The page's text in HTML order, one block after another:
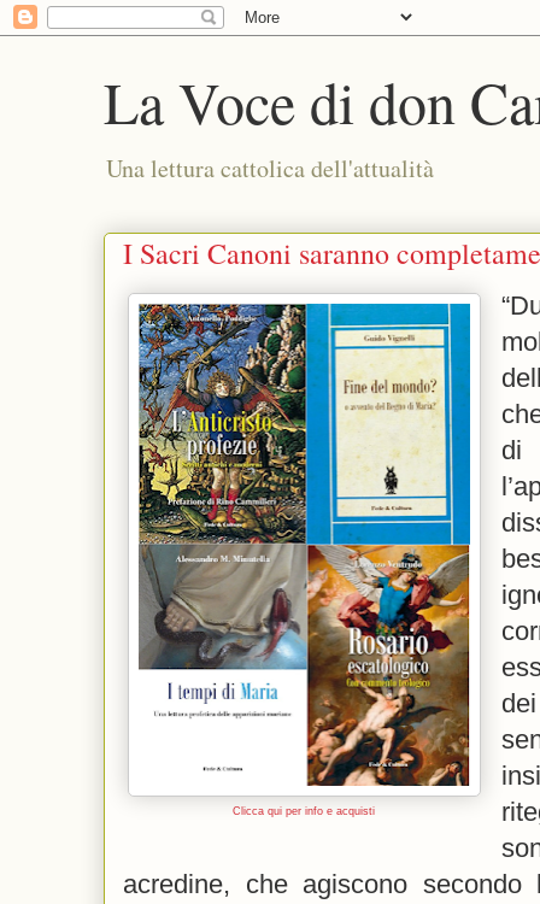
La Voce di don
Una lettura cattolica dell'attualità
I Sacri Canoni saranno
Clicca qui per info e acquisti
di
acredine, che agiscono